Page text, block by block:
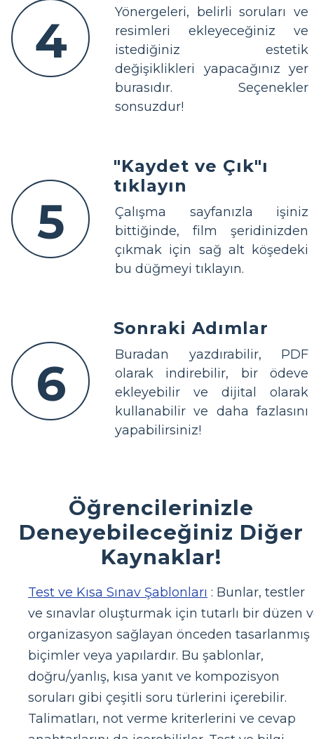
4
Yönergeleri, belirli soruları ve
resimleri ekleyeceğiniz ve
istediğiniz estetik
değişiklikleri yapacağınız yer
burasıdır. Seçenekler
sonsuzdur!
5
"Kaydet ve Çık"ı
tıklayın
Çalışma sayfanızla işiniz
bittiğinde, film şeridinizden
çıkmak için sağ alt köşedeki
bu düğmeyi tıklayın.
6
Sonraki Adımlar
Buradan yazdırabilir, PDF
olarak indirebilir, bir ödeve
ekleyebilir ve dijital olarak
kullanabilir ve daha fazlasını
yapabilirsiniz!
Öğrencilerinizle
Deneyebileceğiniz Diğer
Kaynaklar!
Test ve Kısa Sınav Şablonları : Bunlar, testler
ve sınavlar oluşturmak için tutarlı bir düzen
organizasyon sağlayan önceden tasarlanmış
biçimler veya yapılardır. Bu şablonlar,
doğru/yanlış, kısa yanıt ve kompozisyon
soruları gibi çeşitli soru türlerini içerebilir.
Talimatları, not verme kriterlerini ve cevap